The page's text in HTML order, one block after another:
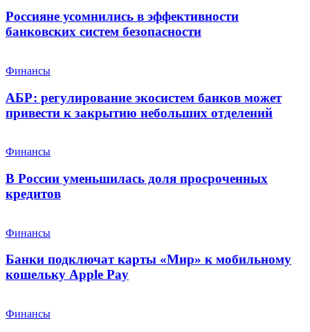
Россияне усомнились в эффективности
банковских систем безопасности
Финансы
АБР: регулирование экосистем банков может
привести к закрытию небольших отделений
Финансы
В России уменьшилась доля просроченных
кредитов
Финансы
Банки подключат карты «Мир» к мобильному
кошельку Apple Pay
Финансы